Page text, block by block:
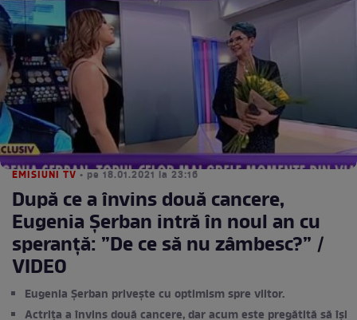
EMISIUNI TV • pe 18.01.2021 la 23:16
După ce a învins două cancere,
Eugenia Șerban intră în noul an cu
speranță: ”De ce să nu zâmbesc?” /
VIDEO
Eugenia Șerban privește cu optimism spre viitor.
Actrița a învins două cancere, dar acum este pregătită să își